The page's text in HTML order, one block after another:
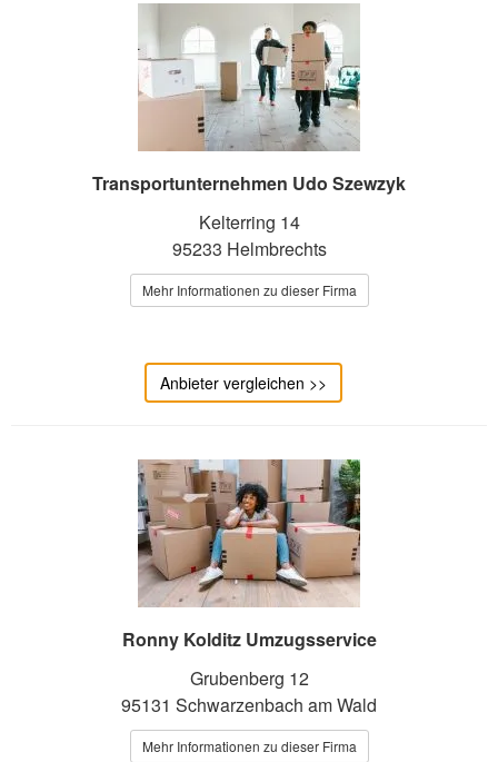
Transportunternehmen Udo Szewzyk
Kelterring 14
95233 Helmbrechts
Mehr Informationen zu dieser Firma
Anbieter vergleichen >>
Ronny Kolditz Umzugsservice
Grubenberg 12
95131 Schwarzenbach am Wald
Mehr Informationen zu dieser Firma